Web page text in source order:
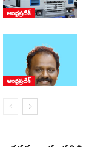
ఆంధ్రప్రదేశ్
ఆంధ్రప్రదేశ్